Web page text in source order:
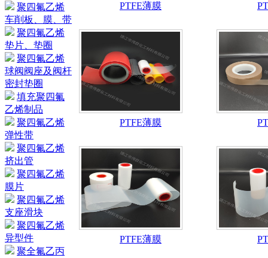
聚四氟乙烯
车削板、膜、带
聚四氟乙烯
垫片、垫圈
聚四氟乙烯
球阀阀座及阀杆
密封垫圈
填充聚四氟
乙烯制品
聚四氟乙烯
弹性带
聚四氟乙烯
挤出管
聚四氟乙烯
膜片
聚四氟乙烯
支座滑块
聚四氟乙烯
异型件
聚全氟乙丙
PTFE薄膜
PTFE薄膜
PTFE薄膜